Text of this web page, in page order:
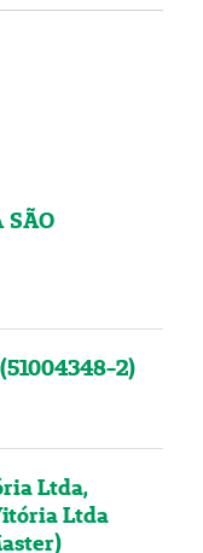
SÃO
2)
Ltda,
Ltda